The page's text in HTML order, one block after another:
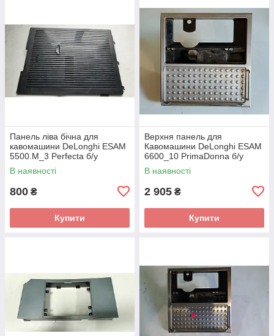
Панель ліва бічна для
кавомашини DeLonghi ESAM
5500.M_3 Perfecta б/у
_дефект
В наявності
800 ₴
Купити
Верхня панель для
Кавомашини DeLonghi ESAM
6600_10 PrimaDonna б/у
_дефект
В наявності
2 905 ₴
Купити